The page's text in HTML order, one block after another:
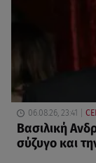
06.08.26, 23:41
Βασιλική
σύζυγο και